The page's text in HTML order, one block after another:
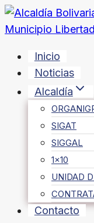
Saltar
al
Inicio
Noticias
Alcaldía
SIGAT
SIGGAL
1×10
UNIDAD
Contacto